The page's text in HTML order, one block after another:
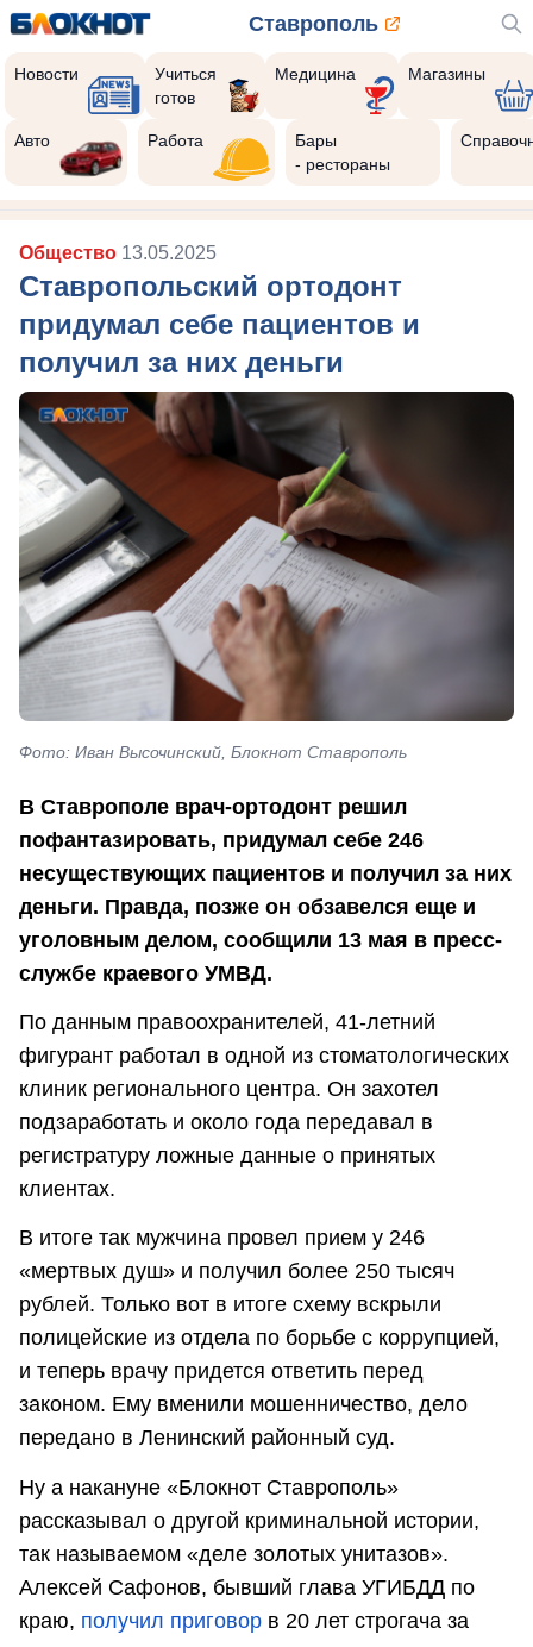
Ставрополь
Новости
Учиться
готов
Медицина Магазины
Авто Работа
Бары
- рестораны
Общество 13.05.2025
Ставропольский ортодонт
придумал себе пациентов и
получил за них деньги
Фото: Иван Высочинский, Блокнот Ставрополь
В Ставрополе врач-ортодонт решил
пофантазировать, придумал себе 246
несуществующих пациентов и получил за них
деньги. Правда, позже он обзавелся еще и
уголовным делом, сообщили 13 мая в пресс-
службе краевого УМВД.
По данным правоохранителей, 41-летний
фигурант работал в одной из стоматологических
клиник регионального центра. Он захотел
подзаработать и около года передавал в
регистратуру ложные данные о принятых
клиентах.
В итоге так мужчина провел прием у 246
«мертвых душ» и получил более 250 тысяч
рублей. Только вот в итоге схему вскрыли
полицейские из отдела по борьбе с коррупцией,
и теперь врачу придется ответить перед
законом. Ему вменили мошенничество, дело
передано в Ленинский районный суд.
Ну а накануне «Блокнот Ставрополь»
рассказывал о другой криминальной истории,
так называемом «деле золотых унитазов».
Алексей Сафонов, бывший глава УГИБДД по
краю, получил приговор в 20 лет строгача за